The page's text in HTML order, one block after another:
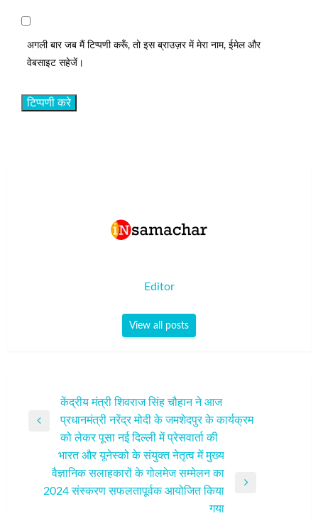
अगली बार जब मैं टिप्पणी करूँ, तो इस ब्राउज़र में मेरा नाम, ईमेल और
वेबसाइट सहेजें।
Editor
View all posts
नेविगेशन
Previous
केंद्रीय मंत्री शिवराज सिंह चौहान ने आज
प्रधानमंत्री नरेंद्र मोदी के जमशेदपुर के कार्यक्रम
को लेकर पूसा नई दिल्ली में प्रेसवार्ता की
Next
भारत और यूनेस्को के संयुक्त नेतृत्व में मुख्य
वैज्ञानिक सलाहकारों के गोलमेज सम्मेलन का
2024 संस्करण सफलतापूर्वक आयोजित किया
गया